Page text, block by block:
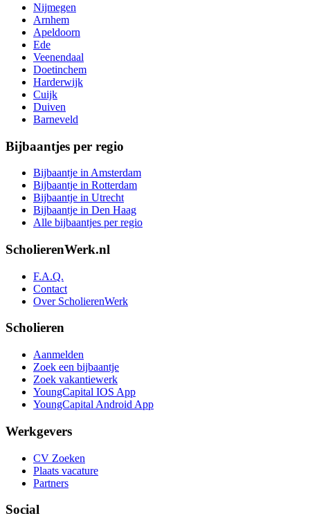
Nijmegen
Arnhem
Apeldoorn
Ede
Veenendaal
Doetinchem
Harderwijk
Cuijk
Duiven
Barneveld
Bijbaantjes per regio
Bijbaantje in Amsterdam
Bijbaantje in Rotterdam
Bijbaantje in Utrecht
Bijbaantje in Den Haag
Alle bijbaantjes per regio
ScholierenWerk.nl
F.A.Q.
Contact
Over ScholierenWerk
Scholieren
Aanmelden
Zoek een bijbaantje
Zoek vakantiewerk
YoungCapital IOS App
YoungCapital Android App
Werkgevers
CV Zoeken
Plaats vacature
Partners
Social